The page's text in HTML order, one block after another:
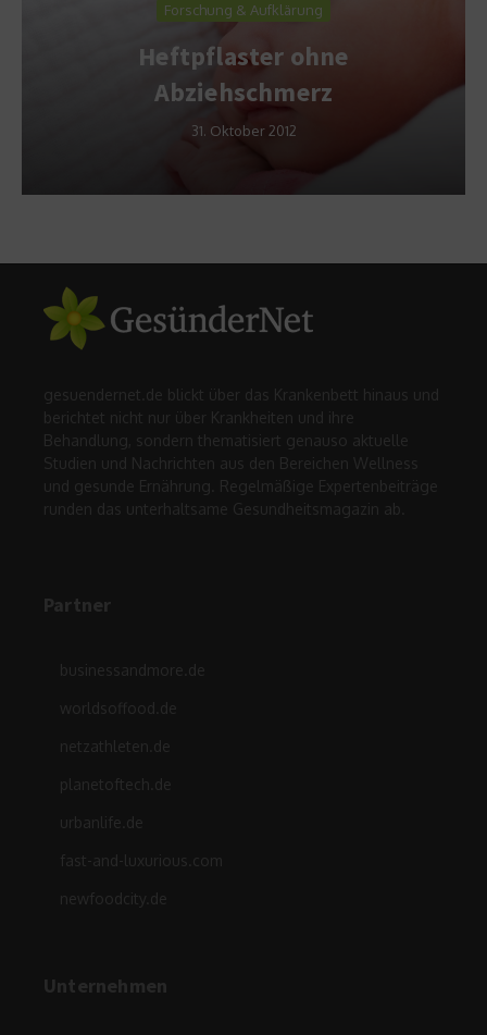
Forschung & Aufklärung
Heftpflaster ohne
Abziehschmerz
31. Oktober 2012
gesuendernet.de blickt über das Krankenbett hinaus und
berichtet nicht nur über Krankheiten und ihre
Behandlung, sondern thematisiert genauso aktuelle
Studien und Nachrichten aus den Bereichen Wellness
und gesunde Ernährung. Regelmäßige Expertenbeiträge
runden das unterhaltsame Gesundheitsmagazin ab.
Partner
businessandmore.de
worldsoffood.de
netzathleten.de
planetoftech.de
urbanlife.de
fast-and-luxurious.com
newfoodcity.de
Unternehmen